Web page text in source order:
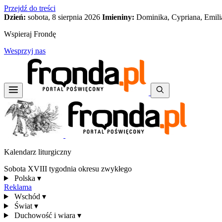
Przejdź do treści
Dzień: sobota, 8 sierpnia 2026 Imieniny: Dominika, Cypriana,
Wspieraj Frondę
Wesprzyj nas
Kalendarz liturgiczny
Sobota XVIII tygodnia okresu zwykłego
Polska ▾
Reklama
Wschód ▾
Świat ▾
Duchowość i wiara ▾